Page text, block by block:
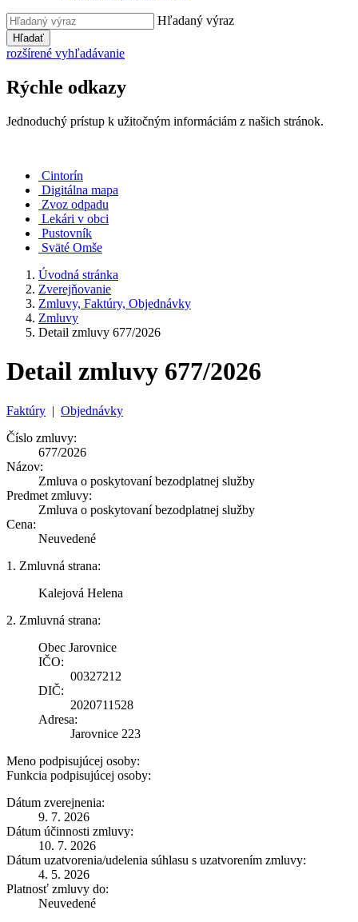
Hľadaný výraz
Hľadať
rozšírené vyhľadávanie
Rýchle odkazy
Jednoduchý prístup k užitočným informáciám z našich stránok.
Cintorín
Digitálna mapa
Zvoz odpadu
Lekári v obci
Pustovník
Sväté Omše
Úvodná stránka
Zverejňovanie
Zmluvy, Faktúry, Objednávky
Zmluvy
Detail zmluvy 677/2026
Detail zmluvy 677/2026
Faktúry | Objednávky
Číslo zmluvy:
677/2026
Názov:
Zmluva o poskytovaní bezodplatnej služby
Predmet zmluvy:
Zmluva o poskytovaní bezodplatnej služby
Cena:
Neuvedené
1. Zmluvná strana:
Kalejová Helena
2. Zmluvná strana:
Obec Jarovnice
IČO:
00327212
DIČ:
2020711528
Adresa:
Jarovnice 223
Meno podpisujúcej osoby:
Funkcia podpisujúcej osoby:
Dátum zverejnenia:
9. 7. 2026
Dátum účinnosti zmluvy:
10. 7. 2026
Dátum uzatvorenia/udelenia súhlasu s uzatvorením zmluvy:
4. 5. 2026
Platnosť zmluvy do:
Neuvedené